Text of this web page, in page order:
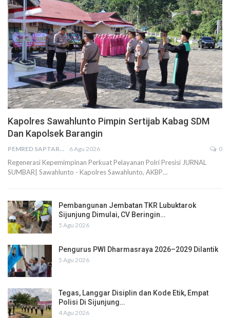
Kapolres Sawahlunto Pimpin Sertijab Kabag SDM
Dan Kapolsek Barangin
PEMRED SAPTARIUS 6 Agu 2026 0
Regenerasi Kepemimpinan Perkuat Pelayanan Polri Presisi JURNAL
SUMBAR| Sawahlunto - Kapolres Sawahlunto, AKBP…
Pembangunan Jembatan TKR Lubuktarok
Sijunjung Dimulai, CV Beringin…
5 Agu 2026
Pengurus PWI Dharmasraya 2026–2029 Dilantik
5 Agu 2026
Tegas, Langgar Disiplin dan Kode Etik, Empat
Polisi Di Sijunjung…
4 Agu 2026